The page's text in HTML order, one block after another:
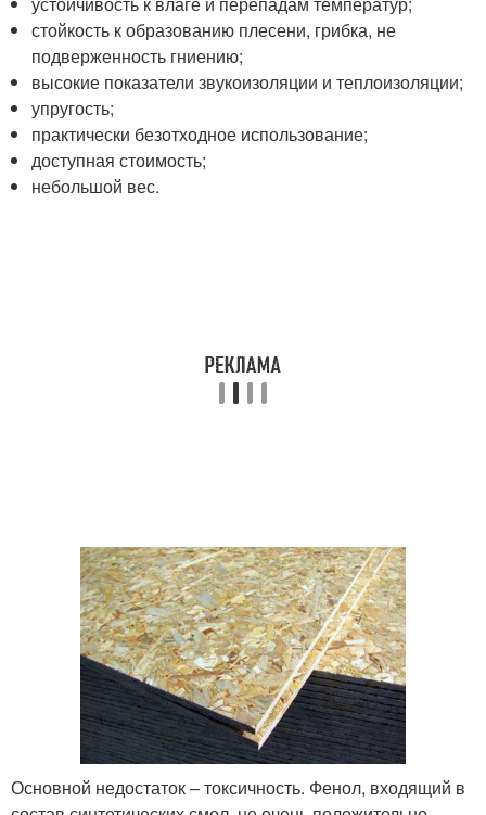
стойкость к образованию плесени, грибка, не
подверженность гниению;
высокие показатели звукоизоляции и теплоизоляции;
упругость;
практически безотходное использование;
доступная стоимость;
небольшой вес.
Основной недостаток – токсичность. Фенол, входящий в